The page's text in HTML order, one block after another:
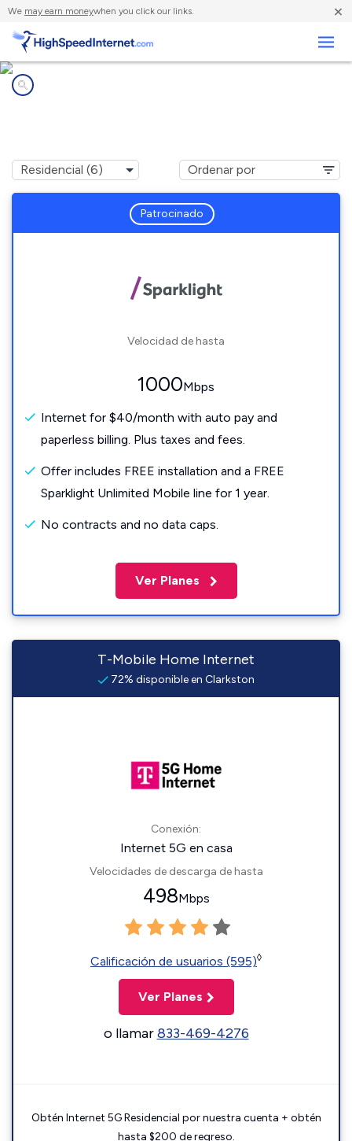
We may earn moneywhen you click our links. ×
Patrocinado
Velocidad de hasta
1000Mbps
Internet for $40/month with auto pay and
paperless billing. Plus taxes and fees.
Offer includes FREE installation and a FREE
Sparklight Unlimited Mobile line for 1 year.
No contracts and no data caps.
Ver Planes
T-Mobile Home Internet
72% disponible en Clarkston
Conexión:
Internet 5G en casa
Velocidades de descarga de hasta
498Mbps
Calificación de usuarios (595)◊
Ver Planes
o llamar833-469-4276
Obtén Internet 5G Residencial por nuestra cuenta + obtén
hasta $200 de regreso.